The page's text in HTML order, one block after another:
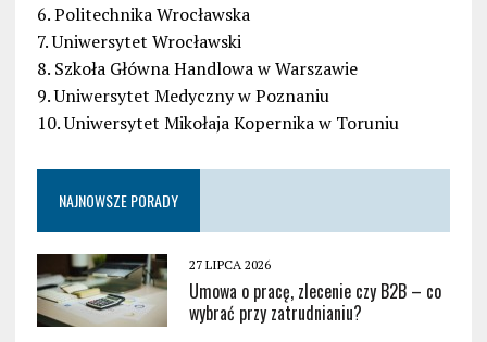
6. Politechnika Wrocławska
7. Uniwersytet Wrocławski
8. Szkoła Główna Handlowa w Warszawie
9. Uniwersytet Medyczny w Poznaniu
10. Uniwersytet Mikołaja Kopernika w Toruniu
NAJNOWSZE PORADY
27 LIPCA 2026
Umowa o pracę, zlecenie czy B2B – co
wybrać przy zatrudnianiu?